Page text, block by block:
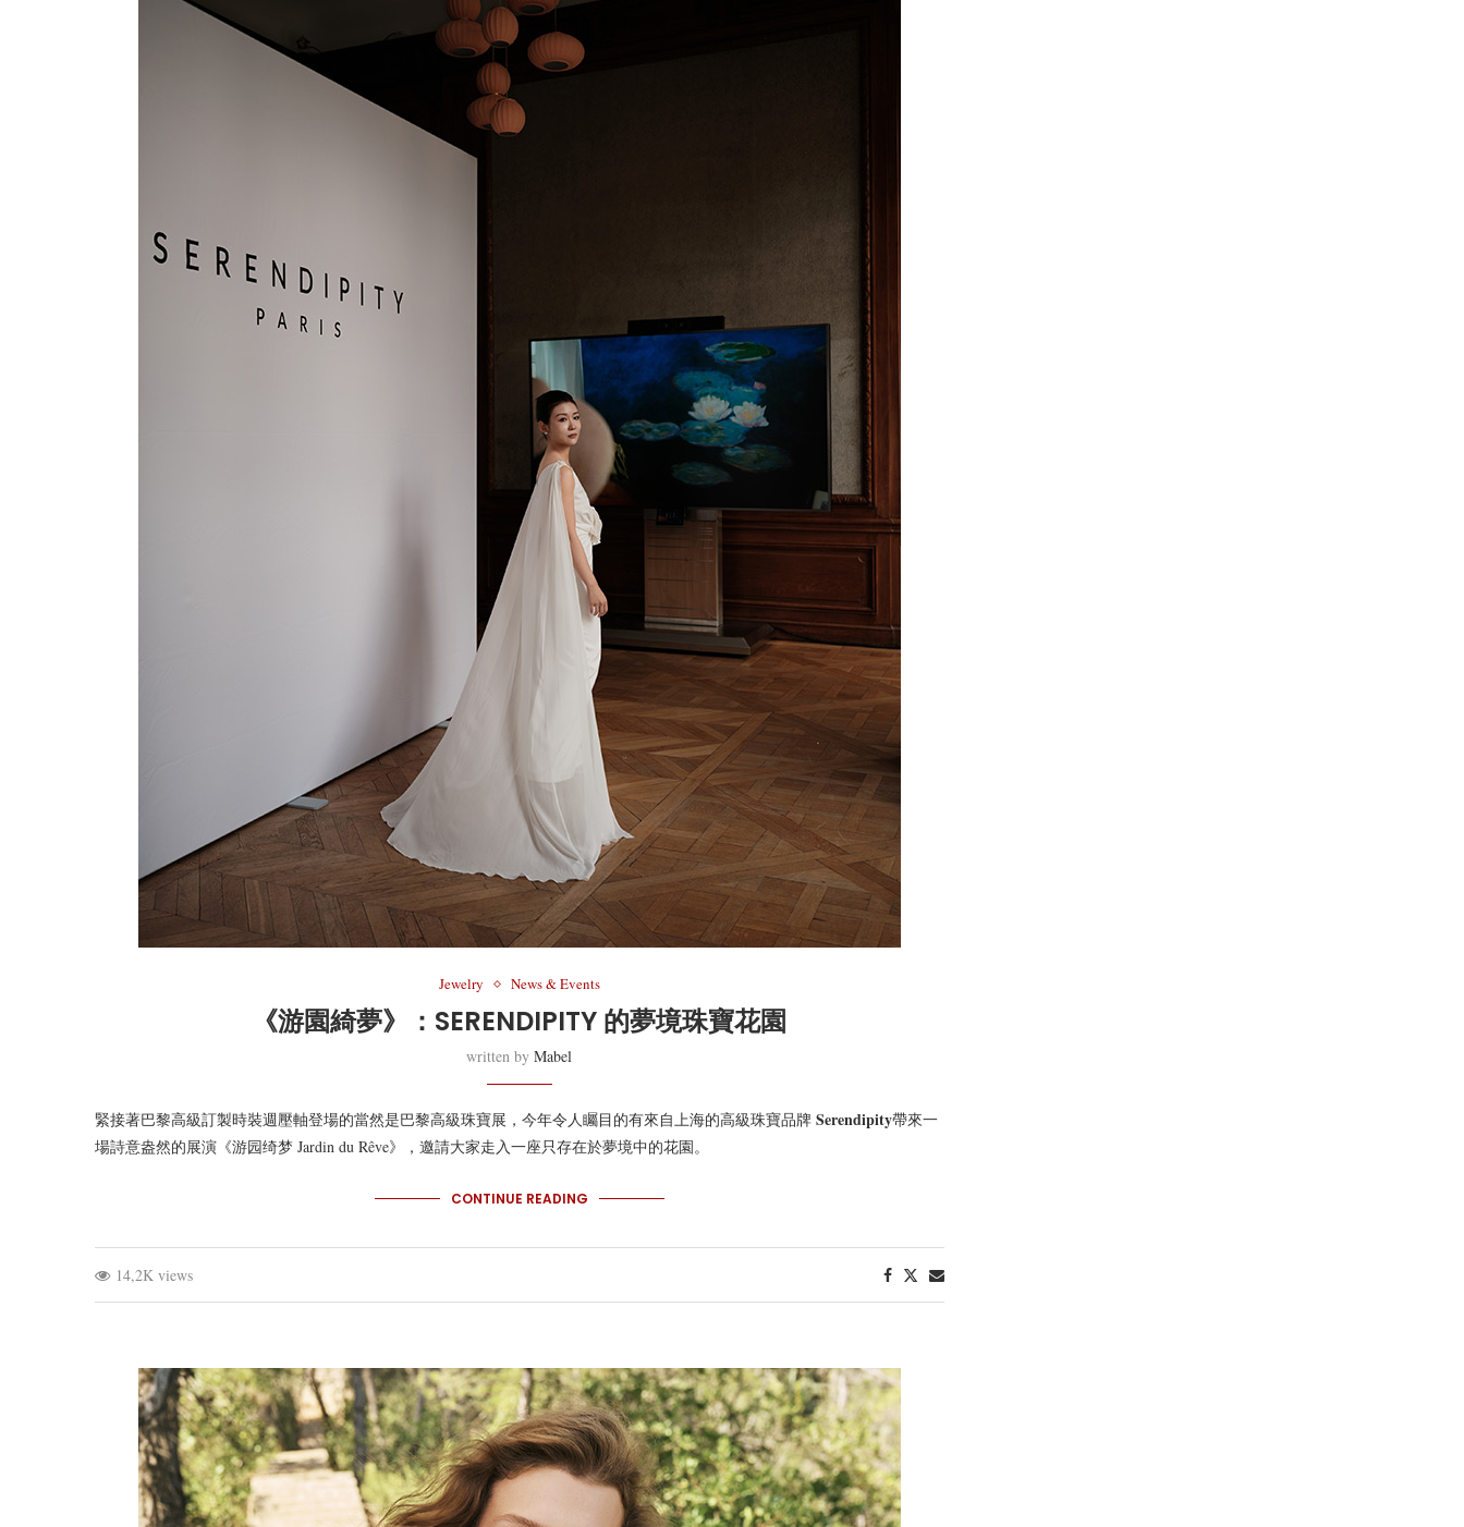
Jewelry News & Events
《游園綺夢》：SERENDIPITY 的夢境珠寶花園
written byMabel
緊接著巴黎高級訂製時裝週壓軸登場的當然是巴黎高級珠寶展，今年令人矚目的有來自上海的高級珠寶品牌 Serendipity帶來一
場詩意盎然的展演《游园绮梦 Jardin du Rêve》，邀請大家走入一座只存在於夢境中的花園。
CONTINUE READING
14,2K views